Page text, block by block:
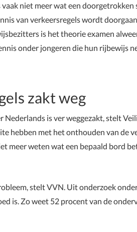
niet meer wat een doorgetrokken
van verkeersregels wordt
is het theorie examen
onder jongeren die hun rijbewijs
zakt weg
Nederlands is ver weggezakt, stelt
hebben met het onthouden van de
meer weten wat een bepaald bord
stelt VVN. Uit onderzoek
is. Zo weet 52 procent van de